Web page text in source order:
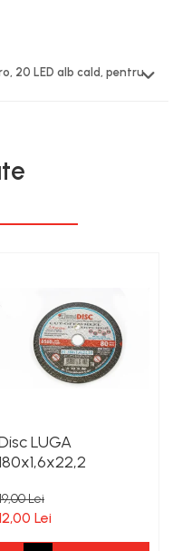
20 LED alb cald, pentru
LUGA
Lei
Lei